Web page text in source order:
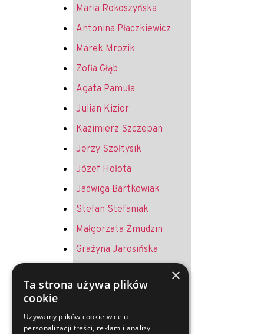
Maria Rokoszyńska
Antonina Płaczkiewicz
Marek Mrozik
Zofia Głąb
Agata Pamuła
Julian Kizior
Kazimierz Szczepan
Jerzy Szołtysik
Józef Hołota
Jadwiga Bartkowiak
Stefan Stefaniak
Małgorzata Żmudzin
Grażyna Jarosińska
Andrzej Jureczek
Jerzy Oruba
×
Ta strona używa plików
cookie
Używamy plików cookie w celu
personalizacji treści, reklam i analizy